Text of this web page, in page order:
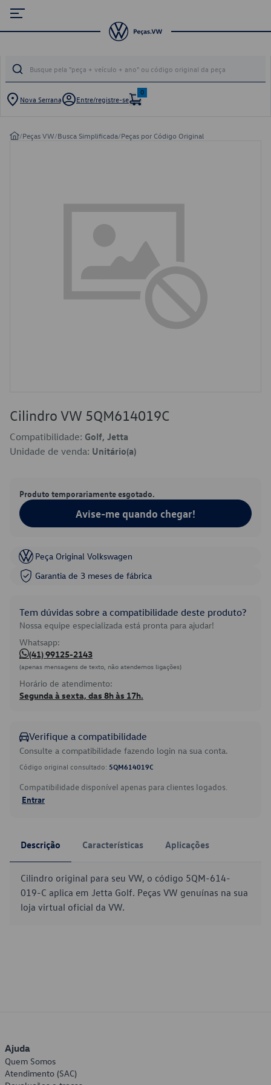
Nova Serrana Entre/registre-se
0
/Peças VW/Busca Simplificada/Peças por Código Original
Cilindro VW 5QM614019C
Compatibilidade: Golf, Jetta
Unidade de venda: Unitário(a)
Produto temporariamente esgotado.
Avise-me quando chegar!
Peça Original Volkswagen
Garantia de 3 meses de fábrica
Tem dúvidas sobre a compatibilidade deste produto?
Nossa equipe especializada está pronta para ajudar!
Whatsapp:
(41) 99125-2143
(apenas mensagens de texto, não atendemos ligações)
Horário de atendimento:
Segunda à sexta, das 8h às 17h.
Verifique a compatibilidade
Consulte a compatibilidade fazendo login na sua conta.
Código original consultado: 5QM614019C
Compatibilidade disponível apenas para clientes logados.
Entrar
Descrição Características Aplicações
Cilindro original para seu VW, o código 5QM-614-
019-C aplica em Jetta Golf. Peças VW genuínas na sua
loja virtual oficial da VW.
Ajuda
Quem Somos
Atendimento (SAC)